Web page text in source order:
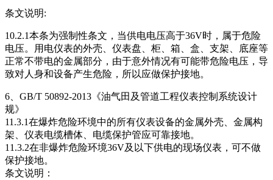
条文说明:
10.2.1本条为强制性条文，当供电电压高于36V时，属于危险
电压。用电仪表的外壳、仪表盘、柜、箱、盒、支架、底座等
正常不带电的金属部分，由于意外情况有可能带危险电压，导
致对人身和设备产生危险，所以应做保护接地。
6、GB/T 50892-2013《油气田及管道工程仪表控制系统设计
规》
11.3.1在爆炸危险环境中的所有仪表设备的金属外壳、金属构
架、仪表电缆槽体、电缆保护管应可靠接地。
11.3.2在非爆炸危险环境36V及以下供电的现场仪表，可不做
保护接地。
条文说明：